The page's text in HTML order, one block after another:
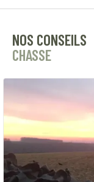
NOS CONSEILS
CHASSE